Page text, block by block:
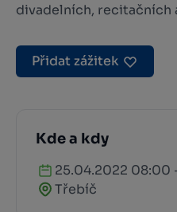
divadelních, recitačních
Přidat zážitek
Kde a kdy
25.04.2022 08:00
Třebíč